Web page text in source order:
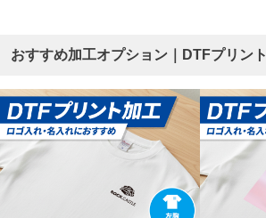
おすすめ加工オプション｜DTFプリント